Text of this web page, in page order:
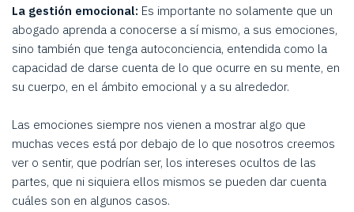
La gestión emocional: Es importante no solamente que un
abogado aprenda a conocerse a sí mismo, a sus emociones,
sino también que tenga autoconciencia, entendida como la
capacidad de darse cuenta de lo que ocurre en su mente, en
su cuerpo, en el ámbito emocional y a su alrededor.
Las emociones siempre nos vienen a mostrar algo que
muchas veces está por debajo de lo que nosotros creemos
ver o sentir, que podrían ser, los intereses ocultos de las
partes, que ni siquiera ellos mismos se pueden dar cuenta
cuáles son en algunos casos.